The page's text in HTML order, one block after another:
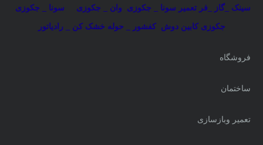
سینک _گاز _فر تعمیر سونا _ جکوزی وان _ جکوزی سونا _ جکوزی
جکوزی کابین دوش کفشور _ حوله خشک کن _ رادیاتور
فروشگاه
ساختمان
تعمیر وبازسازی